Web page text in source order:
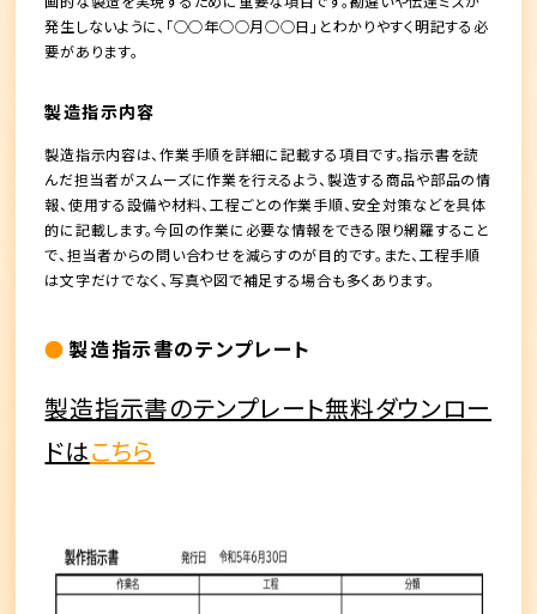
発生しないように、「○○年○○月○○日」とわかりやすく明記する必
要があります。
製造指示内容
製造指示内容は、作業手順を詳細に記載する項目です。指示書を読
んだ担当者がスムーズに作業を行えるよう、製造する商品や部品の情
報、使用する設備や材料、工程ごとの作業手順、安全対策などを具体
的に記載します。今回の作業に必要な情報をできる限り網羅すること
で、担当者からの問い合わせを減らすのが目的です。また、工程手順
は文字だけでなく、写真や図で補足する場合も多くあります。
製造指示書のテンプレート
製造指示書のテンプレート無料ダウンロー
ドはこちら